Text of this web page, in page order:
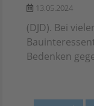
13.05.2024
(DJD). Bei
Bedenken